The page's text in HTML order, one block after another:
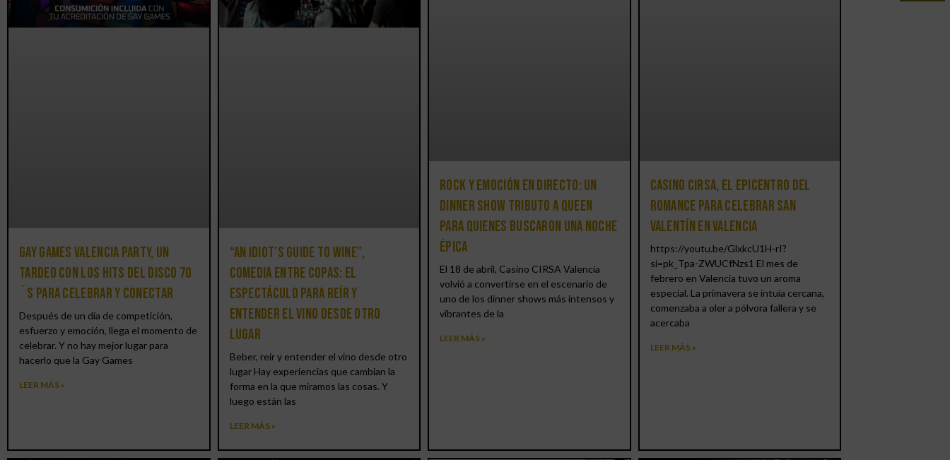
Gay Games Valencia Party, un
tardeo con los hits del DISCO 70
´S para celebrar y conectar
Después de un día de competición,
esfuerzo y emoción, llega el momento de
celebrar. Y no hay mejor lugar para
hacerlo que la Gay Games
LEER MÁS »
“An Idiot’s Guide to Wine”,
comedia entre copas: el
espectáculo para reír y
entender el vino desde otro
lugar
Beber, reír y entender el vino desde otro
lugar Hay experiencias que cambian la
forma en la que miramos las cosas. Y
luego están las
LEER MÁS »
Rock y emoción en directo: un
Dinner Show Tributo a Queen
para quienes buscaron una noche
épica
El 18 de abril, Casino CIRSA Valencia
volvió a convertirse en el escenario de
uno de los dinner shows más intensos y
vibrantes de la
LEER MÁS »
Casino CIRSA, el epicentro del
romance para celebrar San
Valentín en Valencia
https://youtu.be/GlxkcU1H-rI?
si=pk_Tpa-ZWUCfNzs1 El mes de
febrero en Valencia tuvo un aroma
especial. La primavera se intuía cercana,
comenzaba a oler a pólvora fallera y se
acercaba
LEER MÁS »